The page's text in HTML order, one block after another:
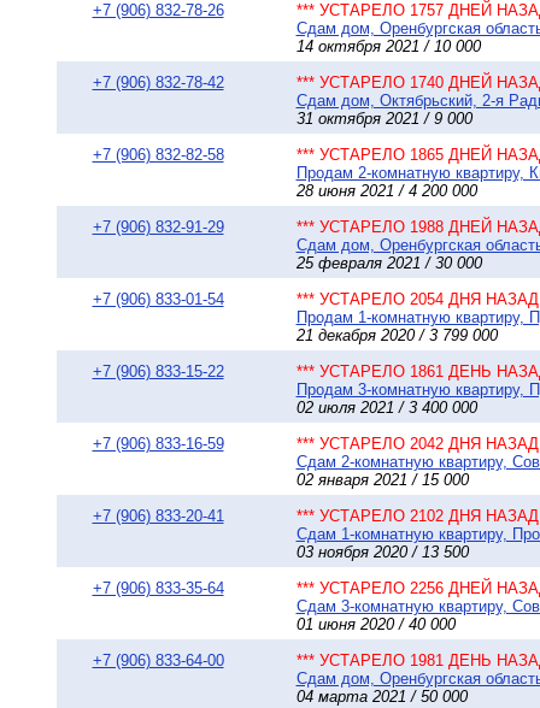
+7 (906) 832-78-26
*** УСТАРЕЛО 1757 ДНЕЙ
Сдам дом, Оренбургская
14 октября 2021 / 10 000
+7 (906) 832-78-42
*** УСТАРЕЛО 1740 ДНЕЙ
Сдам дом, Октябрьский, 2-я
31 октября 2021 / 9 000
+7 (906) 832-82-58
*** УСТАРЕЛО 1865 ДНЕЙ
Продам 2-комнатную квартиру,
28 июня 2021 / 4 200 000
+7 (906) 832-91-29
*** УСТАРЕЛО 1988 ДНЕЙ
Сдам дом, Оренбургская
25 февраля 2021 / 30 000
+7 (906) 833-01-54
*** УСТАРЕЛО 2054 ДНЯ НАЗАД
Продам 1-комнатную квартиру,
21 декабря 2020 / 3 799 000
+7 (906) 833-15-22
*** УСТАРЕЛО 1861 ДЕНЬ
Продам 3-комнатную квартиру,
02 июля 2021 / 3 400 000
+7 (906) 833-16-59
*** УСТАРЕЛО 2042 ДНЯ НАЗАД
Сдам 2-комнатную квартиру,
02 января 2021 / 15 000
+7 (906) 833-20-41
*** УСТАРЕЛО 2102 ДНЯ НАЗАД
Сдам 1-комнатную квартиру,
03 ноября 2020 / 13 500
+7 (906) 833-35-64
*** УСТАРЕЛО 2256 ДНЕЙ
Сдам 3-комнатную квартиру,
01 июня 2020 / 40 000
+7 (906) 833-64-00
*** УСТАРЕЛО 1981 ДЕНЬ
Сдам дом, Оренбургская
04 марта 2021 / 50 000